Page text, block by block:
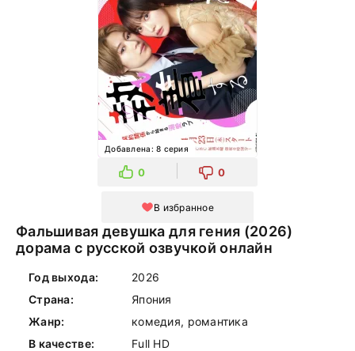
Добавлена: 8 серия
0 0
В избранное
Фальшивая девушка для гения (2026)
дорама с русской озвучкой онлайн
Год выхода:
2026
Страна:
Япония
Жанр:
комедия, романтика
В качестве:
Full HD